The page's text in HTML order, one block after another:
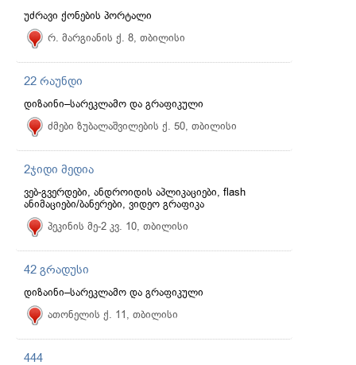
უძრავი ქონების პორტალი
რ. მარგიანის ქ. 8, თბილისი
22 რაუნდი
დიზაინი–სარეკლამო და გრაფიკული
ძმები ზუბალაშვილების ქ. 50, თბილისი
2ჯიდი მედია
ვებ-გვერდები, ანდროიდის აპლიკაციები, flash
ანიმაციები/ბანერები, ვიდეო გრაფიკა
პეკინის მე-2 კვ. 10, თბილისი
42 გრადუსი
დიზაინი–სარეკლამო და გრაფიკული
ათონელის ქ. 11, თბილისი
444